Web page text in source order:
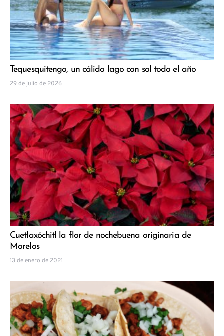
Tequesquitengo, un cálido lago con sol todo el año
29 de julio de 2026
Cuetlaxóchitl la flor de nochebuena originaria de
Morelos
13 de enero de 2021